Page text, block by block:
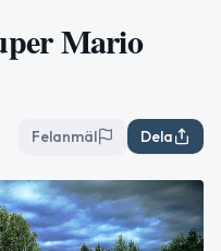
Mario
Felanmäl Dela